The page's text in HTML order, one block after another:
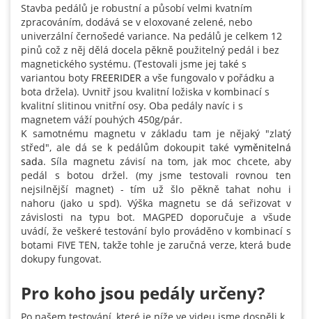
Stavba pedálů je robustní a působí velmi kvatním
zpracováním, dodává se v eloxované zelené, nebo
univerzální černošedé variance. Na pedálů je celkem 12
pinů což z něj dělá docela pěkně použitelný pedál i bez
magnetického systému. (Testovali jsme jej také s
variantou boty FREERIDER a vše fungovalo v pořádku a
bota držela). Uvnitř jsou kvalitní ložiska v kombinací s
kvalitní slitinou vnitřní osy. Oba pedály navíc i s
magnetem váží pouhých 450g/pár.
K samotnému magnetu v základu tam je nějaký "zlatý
střed", ale dá se k pedálům dokoupit také vyměnitelná
sada. Síla magnetu závisí na tom, jak moc chcete, aby
pedál s botou držel. (my jsme testovali rovnou ten
nejsilnější magnet) - tím už šlo pěkně tahat nohu i
nahoru (jako u spd). Výška magnetu se dá seřizovat v
závislosti na typu bot. MAGPED doporučuje a všude
uvádí, že veškeré testování bylo prováděno v kombinací s
botami FIVE TEN, takže tohle je zaručná verze, která bude
dokupy fungovat.
Pro koho jsou pedály určeny?